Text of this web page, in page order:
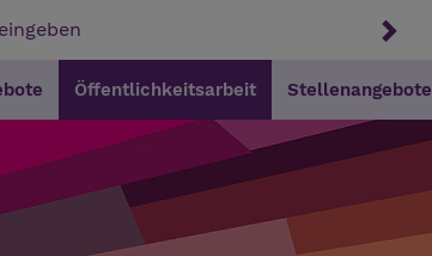
Öffentlichkeitsarbeit Stellenangebote